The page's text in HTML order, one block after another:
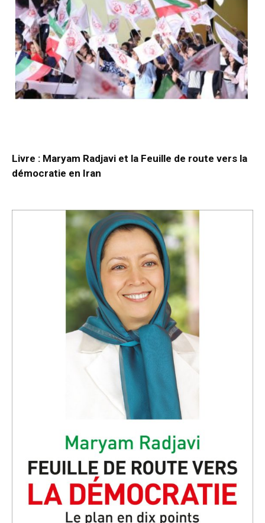
Livre : Maryam Radjavi et la Feuille de route vers la
démocratie en Iran